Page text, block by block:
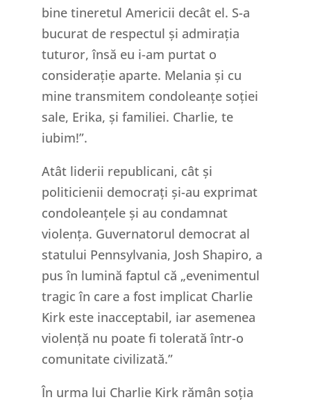
bine tineretul Americii decât el. S-a
bucurat de respectul și admirația
tuturor, însă eu i-am purtat o
considerație aparte. Melania și cu
mine transmitem condoleanțe soției
sale, Erika, și familiei. Charlie, te
iubim!”.
Atât liderii republicani, cât și
politicienii democrați și-au exprimat
condoleanțele și au condamnat
violența. Guvernatorul democrat al
statului Pennsylvania, Josh Shapiro, a
pus în lumină faptul că „evenimentul
tragic în care a fost implicat Charlie
Kirk este inacceptabil, iar asemenea
violență nu poate fi tolerată într-o
comunitate civilizată.”
În urma lui Charlie Kirk rămân soția